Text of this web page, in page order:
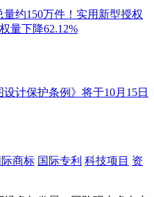
约150万件！实用新型授权
量下降62.12%
计保护条例》将于10月15日
际商标 国际专利 科技项目 资